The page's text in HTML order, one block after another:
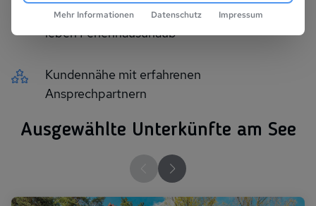
Einzigartige Beratungsqualität. Wir lieben und
leben Ferienhausurlaub
Kundennähe mit erfahrenen
Ansprechpartnern
Ausgewählte Unterkünfte am See
Mehr Informationen Datenschutz Impressum